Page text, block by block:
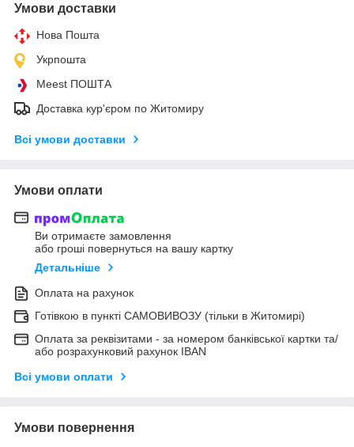
Умови доставки
Нова Пошта
Укрпошта
Meest ПОШТА
Доставка кур'єром по Житомиру
Всі умови доставки
Умови оплати
Ви отримаєте замовлення
або гроші повернуться на вашу картку
Детальніше
Оплата на рахунок
Готівкою в пункті САМОВИВОЗУ (тільки в Житомирі)
Оплата за реквізитами - за номером банківської картки та/
або розрахунковий рахунок IBAN
Всі умови оплати
Умови повернення